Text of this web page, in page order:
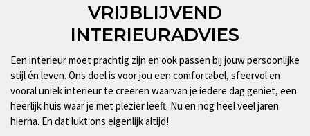
VRIJBLIJVEND
INTERIEURADVIES
Een interieur moet prachtig zijn en ook passen bij jouw persoonlijke
stijl én leven. Ons doel is voor jou een comfortabel, sfeervol en
vooral uniek interieur te creëren waarvan je iedere dag geniet, een
heerlijk huis waar je met plezier leeft. Nu en nog heel veel jaren
hierna. En dat lukt ons eigenlijk altijd!